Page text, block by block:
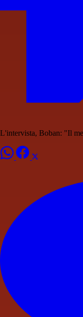
L'intervista, Boban: "Il